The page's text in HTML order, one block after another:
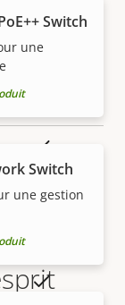
Secure
EAL6+)
Oui
Switch
une
Switch
une gestion
plus